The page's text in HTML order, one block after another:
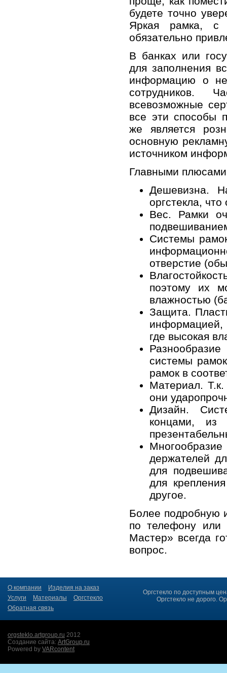
будете точно
Яркая рамка, с
обязательно
В банках или
для заполнения
информацию о
сотрудников.
всевозможные
все эти способы
же является
основную
источником
Главными
Дешевизна.
оргстекла, что
Вес. Рамки
Системы
отверстие
поэтому их
влажностью
Защита.
информацией,
где высокая
системы рамок
рамок в
Материал.
они
Дизайн.
концами,
держателей
для
для
другое.
Более
по телефону
Мастер» всегда
вопрос.
О компании
Изделия на заказ
Услуги
Материалы
Оргстекло
Обратная связь
Оргстекло по доступным
Оргстекло не дорого.
orgsteklo.artgroup.ru 2012
Создание сайта: ArtGroup.ru
Powered by VARcontent